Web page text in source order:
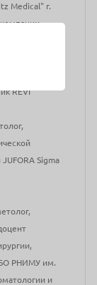
Medical" г.
REVI
Sigma
РНИМУ им.
и